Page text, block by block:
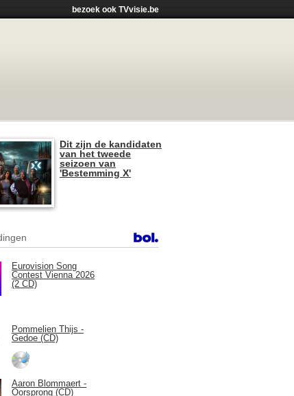
bezoek ook TVvisie.be
Dit zijn de kandidaten
van het tweede
seizoen van
'Bestemming X'
Eurovision Song
Contest Vienna 2026
(2 CD)
Pommelien Thijs -
Gedoe (CD)
Aaron Blommaert -
Oorsprong (CD)